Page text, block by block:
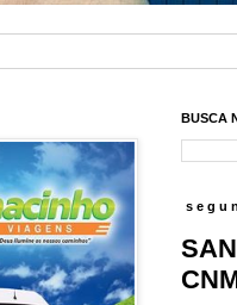
BUSCA